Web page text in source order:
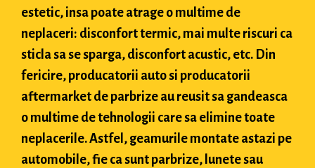
estetic, insa poate atrage o multime de
neplaceri: disconfort termic, mai multe riscuri ca
sticla sa se sparga, disconfort acustic, etc. Din
fericire, producatorii auto si producatorii
aftermarket de parbrize au reusit sa gandeasca
o multime de tehnologii care sa elimine toate
neplacerile. Astfel, geamurile montate astazi pe
automobile, fie ca sunt parbrize, lunete sau